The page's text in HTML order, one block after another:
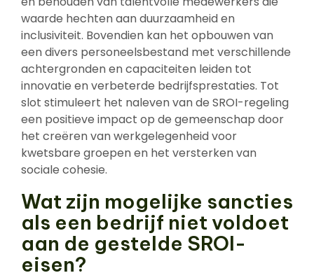
waarde hechten aan duurzaamheid en
inclusiviteit. Bovendien kan het opbouwen van
een divers personeelsbestand met verschillende
achtergronden en capaciteiten leiden tot
innovatie en verbeterde bedrijfsprestaties. Tot
slot stimuleert het naleven van de SROI-regeling
een positieve impact op de gemeenschap door
het creëren van werkgelegenheid voor
kwetsbare groepen en het versterken van
sociale cohesie.
Wat zijn mogelijke sancties
als een bedrijf niet voldoet
aan de gestelde SROI-
eisen?